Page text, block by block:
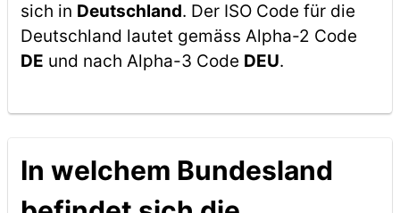
sich in Deutschland. Der ISO Code für die
Deutschland lautet gemäss Alpha-2 Code
DE und nach Alpha-3 Code DEU.
In welchem Bundesland